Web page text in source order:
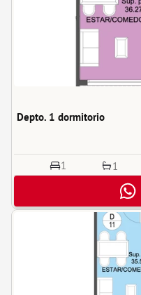
Depto. 1 dormitorio
1 1